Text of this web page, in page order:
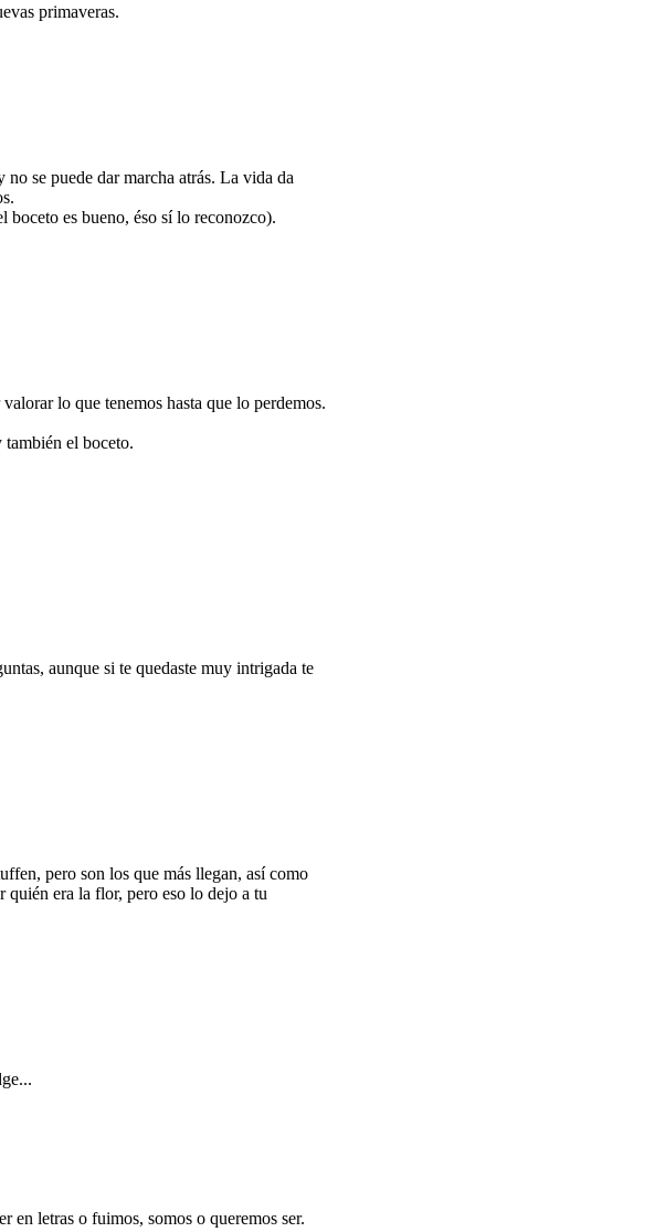
primaveras.
se puede dar marcha atrás. La vida da
es bueno, éso sí lo reconozco).
lo que tenemos hasta que lo perdemos.
el boceto.
aunque si te quedaste muy intrigada te
pero son los que más llegan, así como
quién era la flor, pero eso lo dejo a tu
en letras o fuimos, somos o queremos ser.